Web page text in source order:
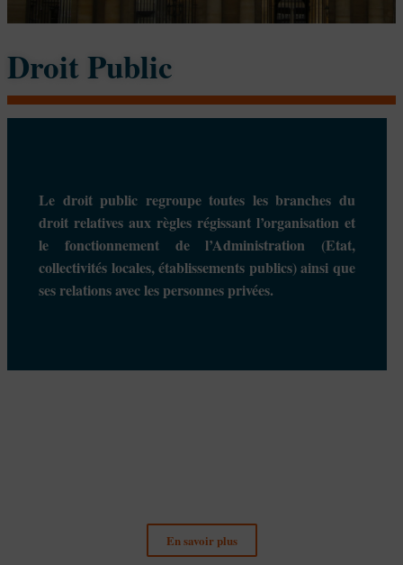
Droit Public
Le droit public regroupe toutes les branches du
droit relatives aux règles régissant l’organisation et
le fonctionnement del’Administration (Etat,
collectivités locales,établissements publics) ainsi que
ses relations avec les personnes privées.
Ledroit publicse compose de plusieurs branches dans lesquelles
MaîtreDavid Gourinatest en capacité de vous conseiller et de vous
représenter.
En savoir plus